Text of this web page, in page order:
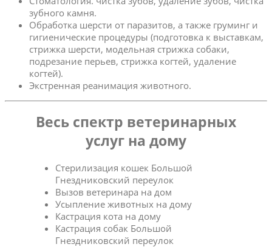
зубного камня.
Обработка шерсти от паразитов, а также груминг и
гигиенические процедуры (подготовка к выставкам,
стрижка шерсти, модельная стрижка собаки,
подрезание перьев, стрижка когтей, удаление
когтей).
Экстренная реанимация животного.
Весь спектр ветеринарных
услуг на дому
Стерилизация кошек Большой
Гнездниковский переулок
Вызов ветеринара на дом
Усыпление животных на дому
Кастрация кота на дому
Кастрация собак Большой
Гнездниковский переулок